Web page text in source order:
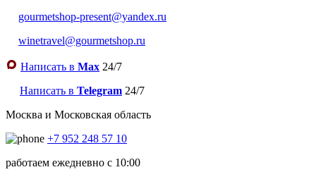
gourmetshop-present@yandex.ru
winetravel@gourmetshop.ru
Написать в Max 24/7
Написать в Telegram 24/7
Москва и Московская область
+7 952 248 57 10
работаем ежедневно с 10:00